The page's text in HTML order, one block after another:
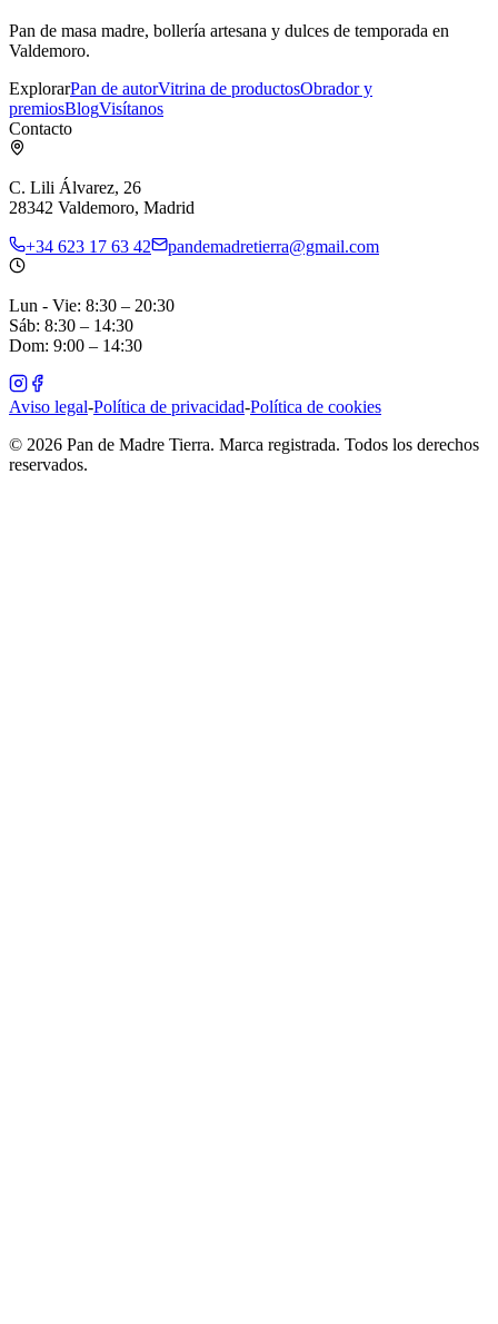
Pan de masa madre, bollería artesana y dulces de temporada en
Valdemoro.
ExplorarPan de autorVitrina de productosObrador y
premiosBlogVisítanos
Contacto
C. Lili Álvarez, 26
28342 Valdemoro, Madrid
+34 623 17 63 42 pandemadretierra@gmail.com
Lun - Vie: 8:30 – 20:30
Sáb: 8:30 – 14:30
Dom: 9:00 – 14:30
Aviso legal-Política de privacidad-Política de cookies
© 2026 Pan de Madre Tierra. Marca registrada. Todos los derechos
reservados.